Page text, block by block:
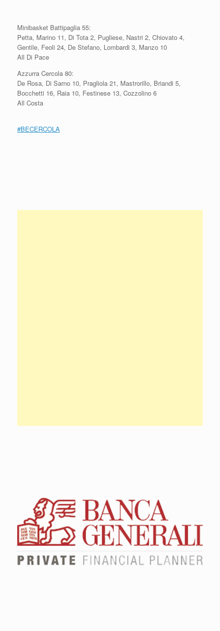
Minibasket Battipaglia 55:
Petta, Marino 11, Di Tota 2, Pugliese, Nastri 2, Chiovato 4,
Gentile, Feoli 24, De Stefano, Lombardi 3, Manzo 10
All Di Pace
Azzurra Cercola 80:
De Rosa, Di Sarno 10, Pragliola 21, Mastrorillo, Briandi 5,
Bocchetti 16, Raia 10, Festinese 13, Cozzolino 6
All Costa
#BECERCOLA